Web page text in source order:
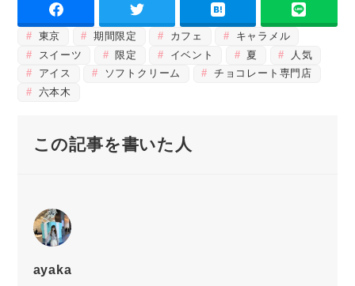
東京 期間限定 カフェ
キャラメル
スイーツ
限定 イベント 夏
人気
アイス
ソフトクリーム
チョコレート専門店
六本木
この記事を書いた人
ayaka